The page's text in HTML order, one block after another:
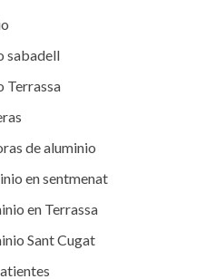
sabadell
Terrassa
de aluminio
en sentmenat
en Terrassa
Sant Cugat